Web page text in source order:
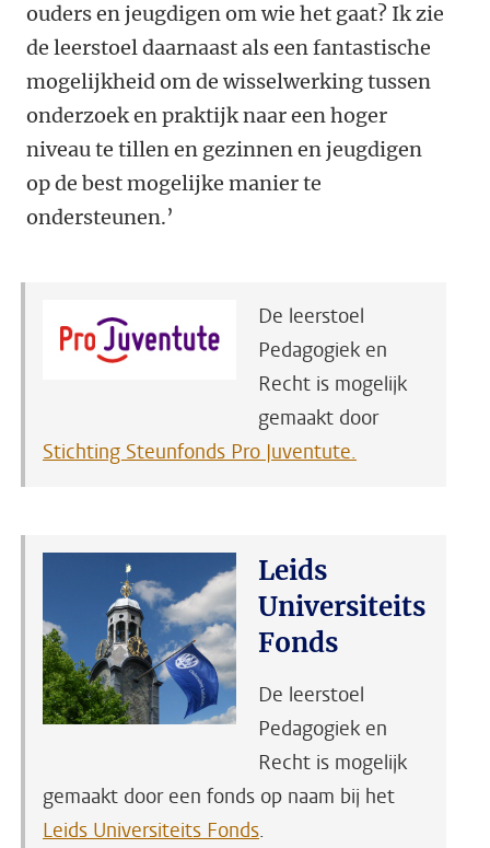
ouders en jeugdigen om wie het gaat? Ik zie
de leerstoel daarnaast als een fantastische
mogelijkheid om de wisselwerking tussen
onderzoek en praktijk naar een hoger
niveau te tillen en gezinnen en jeugdigen
op de best mogelijke manier te
ondersteunen.’
De leerstoel
Pedagogiek en
Recht is mogelijk
gemaakt door
Stichting Steunfonds Pro Juventute.
Leids
Universiteits
Fonds
De leerstoel
Pedagogiek en
Recht is mogelijk
gemaakt door een fonds op naam bij het
Leids Universiteits Fonds.